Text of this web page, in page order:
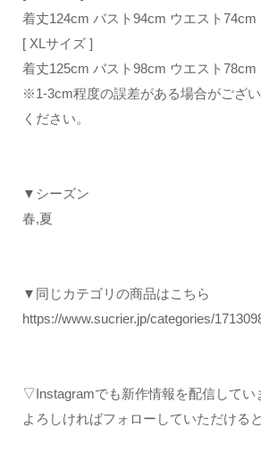
着丈124cm バスト94cm ウエスト74cm
[ XLサイズ ]
着丈125cm バスト98cm ウエスト78cm
※1-3cm程度の誤差がある場合がござ
ください。
▼シーズン
春,夏
▼同じカテゴリの商品はこちら
https://www.sucrier.jp/categories/
▽Instagramでも新作情報を配信してい
よろしければフォローしていただける